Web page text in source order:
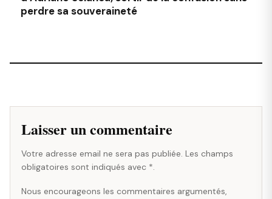
perdre sa souveraineté
Laisser un commentaire
Votre adresse email ne sera pas publiée. Les champs
obligatoires sont indiqués avec *.
Nous encourageons les commentaires argumentés,